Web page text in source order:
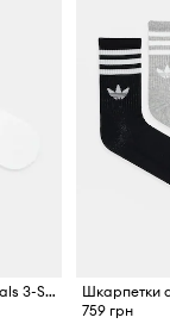
Шкарпетки adidas Originals 3-Stripes 3-pack
759 грн